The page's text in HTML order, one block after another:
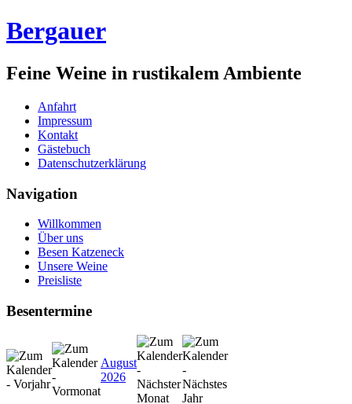
Bergauer
Feine Weine in rustikalem Ambiente
Anfahrt
Impressum
Kontakt
Gästebuch
Datenschutzerklärung
Navigation
Willkommen
Über uns
Besen Katzeneck
Unsere Weine
Preisliste
Besentermine
August
2026